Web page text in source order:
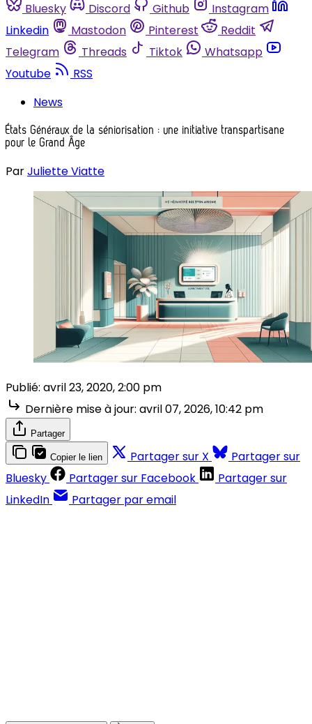
Bluesky
Discord Github
Instagram
Linkedin
Mastodon Pinterest
Reddit
Telegram
Threads Tiktok
Whatsapp
Youtube
RSS
News
États Généraux de la séniorisation : une initiative transpartisane
pour le Grand Âge
ParJuliette Viatte
Publié: avril 23, 2020, 2:00 pm
Dernière mise à jour: avril 07, 2026, 10:42 pm
Partager
Copier le lien Partager sur X
Partager sur
Bluesky
Partager sur Facebook
Partager sur
LinkedIn
Partager par email